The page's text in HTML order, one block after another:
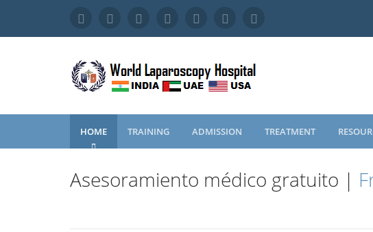
HOME TRAINING ADMISSION TREATMENT
Asesoramiento médico gratuito |